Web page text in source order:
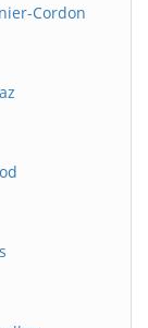
Cordon